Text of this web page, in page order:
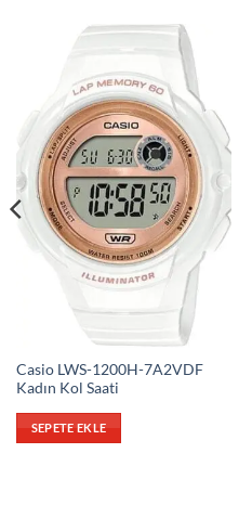
Casio LWS-1200H-7A2VDF
Kadın Kol Saati
SEPETE EKLE